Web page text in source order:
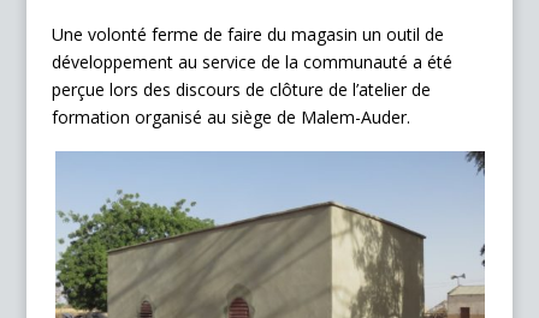
Une volonté ferme de faire du magasin un outil de
développement au service de la communauté a été
perçue lors des discours de clôture de l’atelier de
formation organisé au siège de Malem-Auder.